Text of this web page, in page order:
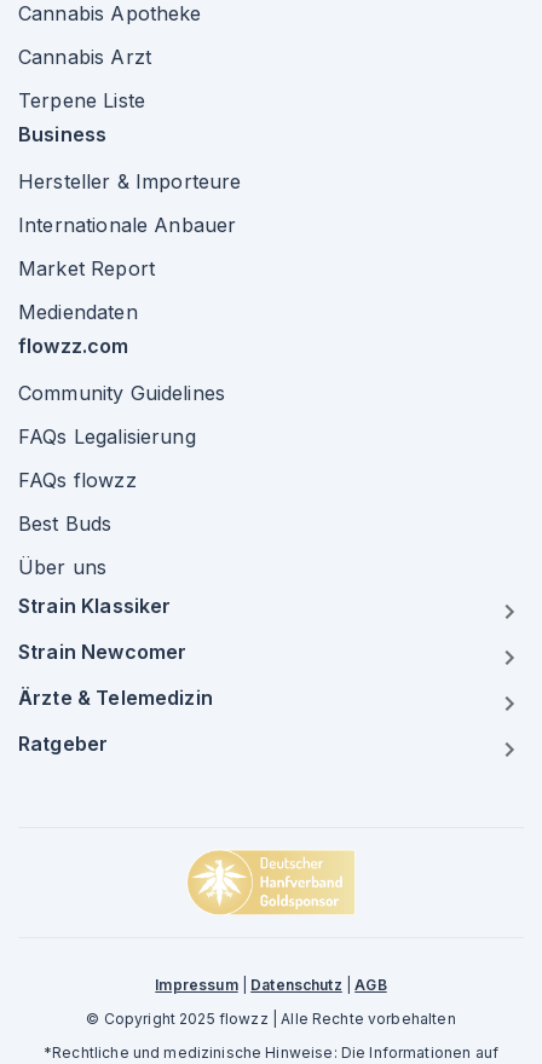
Cannabis Apotheke
Cannabis Arzt
Terpene Liste
Business
Hersteller & Importeure
Internationale Anbauer
Market Report
Mediendaten
flowzz.com
Community Guidelines
FAQs Legalisierung
FAQs flowzz
Best Buds
Über uns
Strain Klassiker
Strain Newcomer
Ärzte & Telemedizin
Ratgeber
Impressum| Datenschutz |AGB
© Copyright 2025 flowzz | Alle Rechte vorbehalten
*Rechtliche und medizinische Hinweise: Die Informationen auf